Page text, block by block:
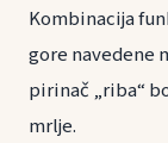
Kombinacija
gore navedene
pirinač „riba“
mrlje.